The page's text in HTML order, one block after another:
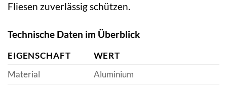
Fliesen zuverlässig schützen.
Technische Daten im Überblick
EIGENSCHAFT
WERT
Material
Aluminium